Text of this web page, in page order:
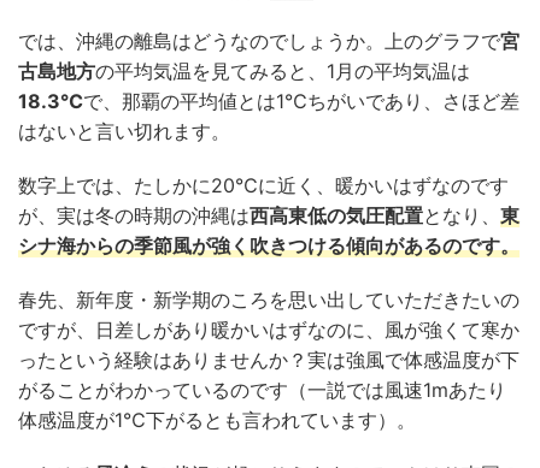
では、沖縄の離島はどうなのでしょうか。上のグラフで宮
古島地方の平均気温を見てみると、1月の平均気温は
18.3℃で、那覇の平均値とは1℃ちがいであり、さほど差
はないと言い切れます。
数字上では、たしかに20℃に近く、暖かいはずなのです
が、実は冬の時期の沖縄は西高東低の気圧配置となり、 東
シナ海からの季節風が強く吹きつける傾向があるのです。
春先、新年度・新学期のころを思い出していただきたいの
ですが、日差しがあり暖かいはずなのに、風が強くて寒か
ったという経験はありませんか？実は強風で体感温度が下
がることがわかっているのです（一説では風速1mあたり
体感温度が1℃下がるとも言われています）。